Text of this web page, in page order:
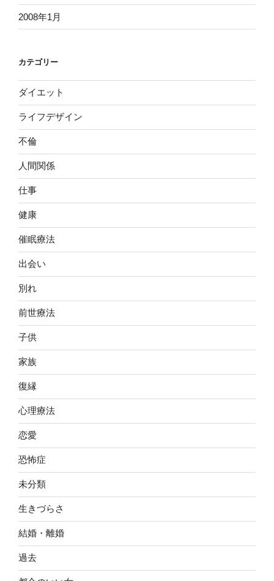
2008年1月
カテゴリー
ダイエット
ライフデザイン
不倫
人間関係
仕事
健康
催眠療法
出会い
別れ
前世療法
子供
家族
復縁
心理療法
恋愛
恐怖症
未分類
生きづらさ
結婚・離婚
過去